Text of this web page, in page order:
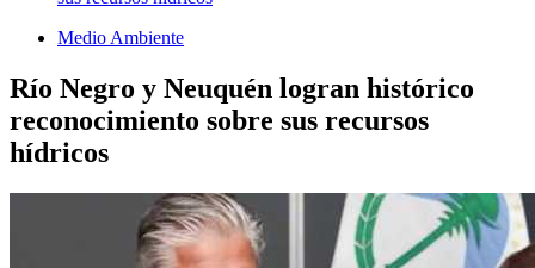
Medio Ambiente
Río Negro y Neuquén logran histórico
reconocimiento sobre sus recursos
hídricos